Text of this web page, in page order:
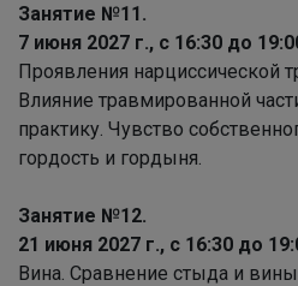
Занятие №11.
7 июня 2027 г., с 16:30 до
Проявления нарциссической
Влияние травмированной
практику. Чувство
гордость и гордыня.
Занятие №12.
21 июня 2027 г., с 16:30 до
Вина. Сравнение стыда и